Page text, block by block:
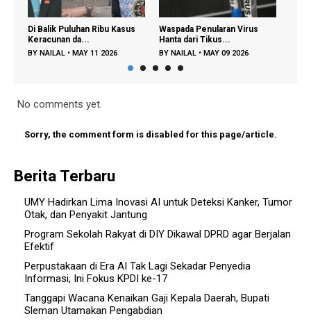
Puluhan Ribu Kasus
da...
MAY 11 2026
Waspada Penularan Virus
Hanta dari Tikus...
BY MAY 09 2026
Regenerasi
BY
No comments yet.
Sorry, the comment form is disabled for this page/article.
Berita Terbaru
UMY Hadirkan Lima Inovasi AI untuk Deteksi Kanker, Tumor
Otak, dan Penyakit Jantung
Program Sekolah Rakyat di DIY Dikawal DPRD agar Berjalan
Efektif
Perpustakaan di Era AI Tak Lagi Sekadar Penyedia
Informasi, Ini Fokus KPDI ke-17
Tanggapi Wacana Kenaikan Gaji Kepala Daerah, Bupati
Sleman Utamakan Pengabdian